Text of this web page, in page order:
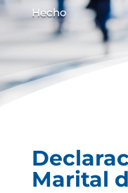
Hecho
Marital